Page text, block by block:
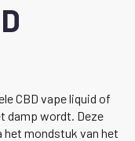
CBD vape liquid of
damp wordt. Deze
het mondstuk van het